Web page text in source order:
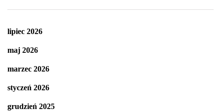
lipiec 2026
maj 2026
marzec 2026
styczeń 2026
grudzień 2025